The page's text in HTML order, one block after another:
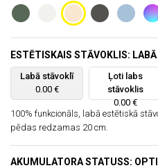
ESTĒTISKAIS STĀVOKLIS:
Labā stāvoklī
0.00 €
Ļoti labs
stāvoklis
0.00 €
100% funkcionāls, labā estētiskā
pēdas redzamas 20 cm.
AKUMULATORA STATUSS: